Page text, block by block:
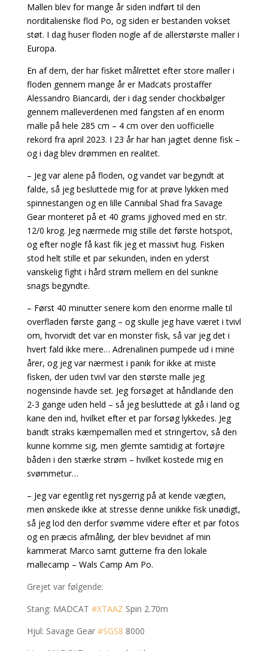
Mallen blev for mange år siden indført til den
norditalienske flod Po, og siden er bestanden vokset
støt. I dag huser floden nogle af de allerstørste maller i
Europa.
En af dem, der har fisket målrettet efter store maller i
floden gennem mange år er Madcats prostaffer
Alessandro Biancardi, der i dag sender chockbølger
gennem malleverdenen med fangsten af en enorm
malle på hele 285 cm – 4 cm over den uofficielle
rekord fra april 2023. I 23 år har han jagtet denne fisk –
og i dag blev drømmen en realitet.
– Jeg var alene på floden, og vandet var begyndt at
falde, så jeg besluttede mig for at prøve lykken med
spinnestangen og en lille Cannibal Shad fra Savage
Gear monteret på et 40 grams jighoved med en str.
12/0 krog. Jeg nærmede mig stille det første hotspot,
og efter nogle få kast fik jeg et massivt hug. Fisken
stod helt stille et par sekunden, inden en yderst
vanskelig fight i hård strøm mellem en del sunkne
snags begyndte.
– Først 40 minutter senere kom den enorme malle til
overfladen første gang – og skulle jeg have været i tvivl
om, hvorvidt det var en monster fisk, så var jeg det i
hvert fald ikke mere… Adrenalinen pumpede ud i mine
årer, og jeg var nærmest i panik for ikke at miste
fisken, der uden tvivl var den største malle jeg
nogensinde havde set. Jeg forsøget at håndlande den
2-3 gange uden held – så jeg besluttede at gå i land og
kane den ind, hvilket efter et par forsøg lykkedes. Jeg
bandt straks kæmpemallen med et stringertov, så den
kunne komme sig, men glemte samtidig at fortøjre
båden i den stærke strøm – hvilket kostede mig en
svømmetur…
– Jeg var egentlig ret nysgerrig på at kende vægten,
men ønskede ikke at stresse denne unikke fisk unødigt,
så jeg lod den derfor svømme videre efter et par fotos
og en præcis afmåling, der blev bevidnet af min
kammerat Marco samt gutterne fra den lokale
mallecamp – Wals Camp Am Po.
Grejet var følgende:
Stang: MADCAT #XTAAZ Spin 2.70m
Hjul: Savage Gear #SGS8 8000